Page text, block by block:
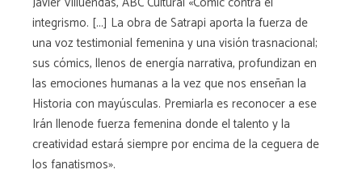
integrismo. [...] La obra de Satrapi aporta la fuerza de
una voz testimonial femenina y una visión trasnacional;
sus cómics, llenos de energía narrativa, profundizan en
las emociones humanas a la vez que nos enseñan la
Historia con mayúsculas. Premiarla es reconocer a ese
Irán llenode fuerza femenina donde el talento y la
creatividad estará siempre por encima de la ceguera de
los fanatismos».